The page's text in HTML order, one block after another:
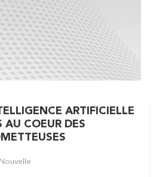
ARTIFICIELLE
AU COEUR DES
Nouvelle